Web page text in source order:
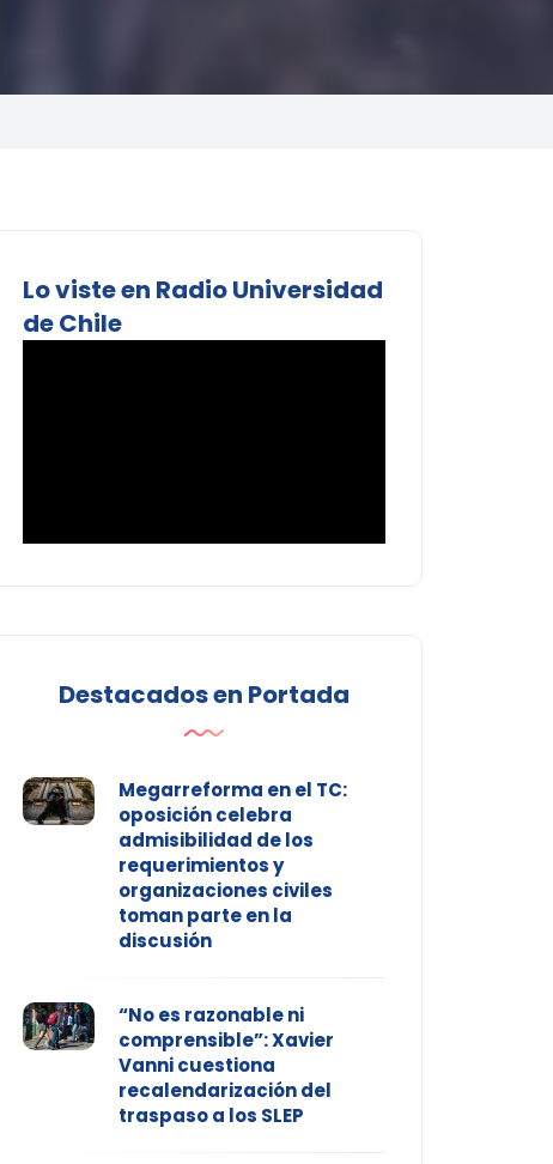
Lo viste en Radio Universidad
de Chile
Destacados en Portada
Megarreforma en el TC:
oposición celebra
admisibilidad de los
requerimientos y
organizaciones civiles
toman parte en la
discusión
“No es razonable ni
comprensible”: Xavier
Vanni cuestiona
recalendarización del
traspaso a los SLEP